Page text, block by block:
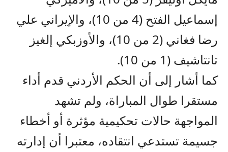
إسماعيل الفتح (4 من 10)، والإيراني علي
رضا فغاني (2 من 10)، والأوزبكي إلغيز
تانتاشيف (1 من 10).
كما أشار إلى أن الحكم الأردني قدم أداء
مستقرا طوال المباراة، ولم تشهد
المواجهة حالات تحكيمية مؤثرة أو أخطاء
جسيمة تستدعي انتقاده، معتبرا أن إدارته